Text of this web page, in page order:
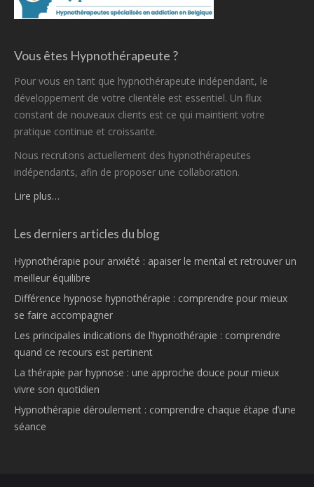
Vous êtes Hypnothérapeute ?
Pour vous en tant que hypnothérapeute indépendant, le
développement de votre clientèle est essentiel. Un flux
constant de nouveaux clients est ce qui maintient votre
pratique continue et croissante.
Nous recrutons actuellement des hypnothérapeutes
indépendants, afin de proposer une collaboration.
Lire plus…
Les derniers articles du blog
Hypnothérapie pour anxiété : apaiser le mental et retrouver un
meilleur équilibre
Différence hypnose hypnothérapie : comprendre pour mieux
se faire accompagner
Les principales indications de l’hypnothérapie : comprendre
quand ce recours est pertinent
La thérapie par hypnose : une approche douce pour mieux
vivre son quotidien
Hypnothérapie déroulement : comprendre chaque étape d’une
séance